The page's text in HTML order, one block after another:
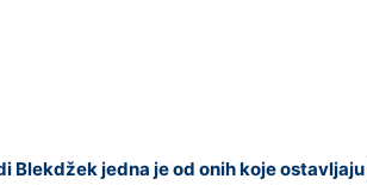
Blekdžek jedna je od onih koje